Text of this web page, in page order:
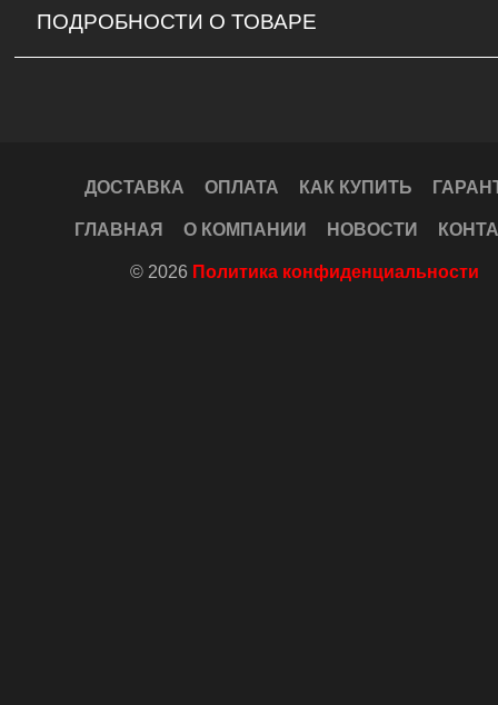
ПОДРОБНОСТИ О ТОВАРЕ
ДОСТАВКА ОПЛАТА КАК КУПИТЬ
ГЛАВНАЯ О КОМПАНИИ НОВОСТИ
© 2026 Политика конфиденциальности